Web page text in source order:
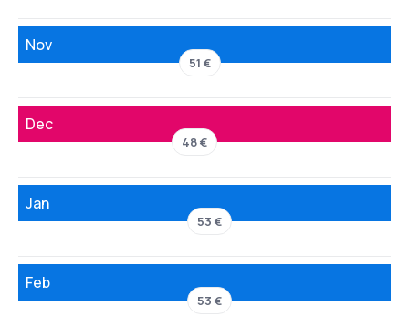
Nov
51 €
Dec
48 €
Jan
53 €
Feb
53 €